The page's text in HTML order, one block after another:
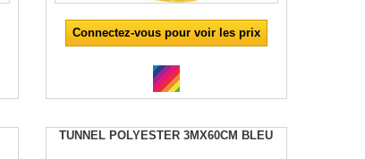
Connectez-vous pour voir les prix
TUNNEL POLYESTER 3MX60CM BLEU